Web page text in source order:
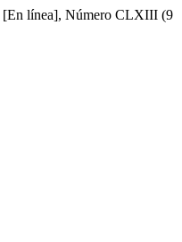
[En línea], Número CLXIII (9